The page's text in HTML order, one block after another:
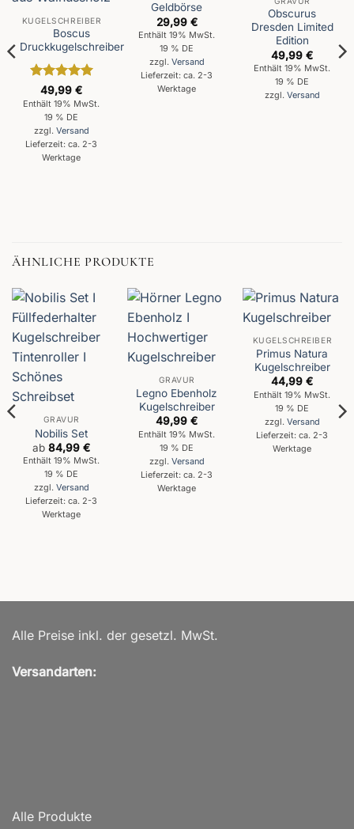
KUGELSCHREIBER
Boscus
Druckkugelschreiber
Bewertet
mit5von
49,99€
Enthält 19% MwSt.
19 % DE
zzgl. Versand
Lieferzeit: ca. 2-3
Werktage
Geldbörse
29,99 €
Enthält 19% MwSt.
19 % DE
zzgl. Versand
Lieferzeit: ca. 2-3
Werktage
Obscurus
Dresden Limited
Edition
49,99€
Enthält 19% MwSt.
19 % DE
zzgl. Versand
ÄHNLICHE PRODUKTE
GRAVUR
Nobilis Set
ab84,99€
Enthält 19% MwSt.
19 % DE
zzgl. Versand
Lieferzeit: ca. 2-3
Werktage
GRAVUR
Legno Ebenholz
Kugelschreiber
49,99€
Enthält 19% MwSt.
19 % DE
zzgl. Versand
Lieferzeit: ca. 2-3
Werktage
KUGELSCHREIBER
Primus Natura
Kugelschreiber
44,99€
Enthält 19% MwSt.
19 % DE
zzgl. Versand
Lieferzeit: ca. 2-3
Werktage
Alle Preise inkl. der gesetzl. MwSt.
Versandarten:
Alle Produkte